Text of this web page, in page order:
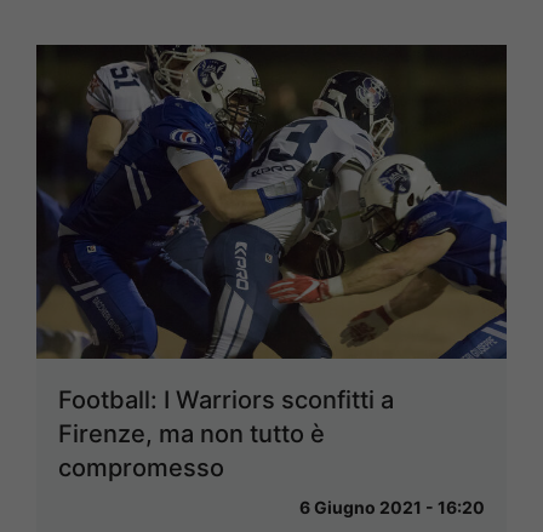
Football: I Warriors sconfitti a
Firenze, ma non tutto è
compromesso
6 Giugno 2021 - 16:20